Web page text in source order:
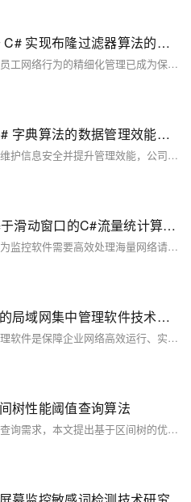
如何控制上网行为——基于 C# 实现布隆过滤器算法的上网行为管控策略研究与实践解析
在数字化办公生态系统中，企业对员工网络行为的精细化管理已成为保障网络安全、提升组织效能的核心命题。如何在有效防范恶意网站访问、数据泄露风险的同时，避免过度管控对正常业务运作的负面影响，构成了企业网络安全领域的重要研究方向。在此背景下，数据结构与算法作为底层技术支撑，其重要性愈发凸显。本文将以布隆过滤器算法为研究对象，基于 C# 编程语言开展理论分析与工程实践，系统探讨该算法在企业上网行为管理中的应用范式。
解析公司屏幕监控软件中 C# 字典算法的数据管理效能与优化策略
数字化办公的时代背景下，企业为维护信息安全并提升管理效能，公司屏幕监控软件的应用日益普及。此软件犹如企业网络的 “数字卫士”，持续记录员工电脑屏幕的操作动态。然而，伴随数据量的持续增长，如何高效管理这些监控数据成为关键议题。C# 中的字典（Dictionary）数据结构，以其独特的键值对存储模式和高效的操作性能，为公司屏幕监控软件的数据管理提供了有力支持。下文将深入探究其原理与应用。
员工上网行为监控软件中基于滑动窗口的C#流量统计算法解析​
在数字化办公环境中，员工上网行为监控软件需要高效处理海量网络请求数据，同时实时识别异常行为（如高频访问非工作网站）。传统的时间序列统计方法因计算复杂度过高，难以满足低延迟需求。本文将介绍一种基于滑动窗口的C#统计算法，通过动态时间窗口管理，实现高效的行为模式分析与流量计数。
基于 C# 深度优先搜索算法的局域网集中管理软件技术剖析
现代化办公环境中，局域网集中管理软件是保障企业网络高效运行、实现资源合理分配以及强化信息安全管控的核心工具。此类软件需应对复杂的网络拓扑结构、海量的设备信息及多样化的用户操作，而数据结构与算法正是支撑其强大功能的基石。本文将深入剖析深度优先搜索（Depth-First Search，DFS）算法，并结合 C# 语言特性，详细阐述其在局域网集中管理软件中的应用与实现。
树性能阈值查询算法
针对网络管理监控软件的高效区间查询需求，本文提出基于区间树的优化方案。传统线性遍历效率低，10万条数据查询超800ms，难以满足实时性要求。区间树以平衡二叉搜索树结构，结合节点最大值剪枝策略，将查询复杂度从O(N)降至O(logN+K)，显著提升性能。通过C#实现，支持按指标类型分组建树、增量插入与多维度联合查询，在10万记录下查询耗时仅约2.8ms，内存占用降低35%。测试表明，该方案有效解决高负载场景下的响应延迟问题，助力管理员快速定位异常设备，提升运维效率与系统稳定性。